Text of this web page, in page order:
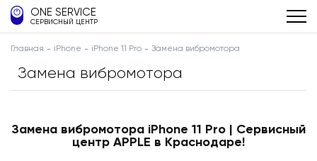
ONE SERVICE
СЕРВИСНЫЙ ЦЕНТР
Главная iPhone iPhone 11 Pro Замена вибромотора
Замена вибромотора
Замена вибромотора iPhone 11 Pro | Сервисный
центр APPLE в Краснодаре!